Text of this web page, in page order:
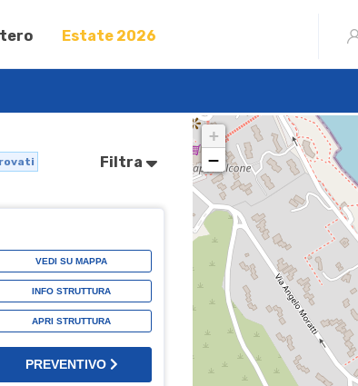
Estate 2026
Filtra
VEDI SU MAPPA
INFO STRUTTURA
APRI STRUTTURA
PREVENTIVO
+
−